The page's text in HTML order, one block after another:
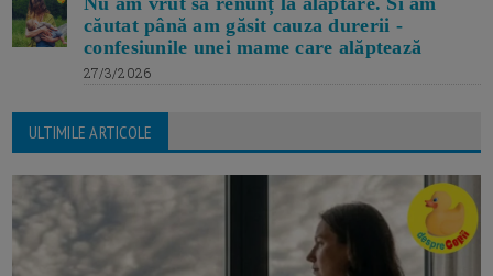
căutat până am găsit cauza durerii -
confesiunile unei mame care alăptează
27/3/2026
ULTIMILE ARTICOLE